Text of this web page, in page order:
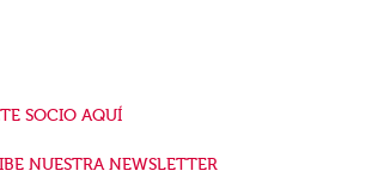
SOCIO AQUÍ
NUESTRA NEWSLETTER